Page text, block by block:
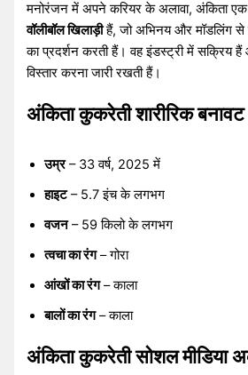
मनोरंजन में अपने करियर के अलावा, अंकिता
वॉलीबॉल खिलाड़ीहैं, जो अभिनय और मॉडलिंग से
का प्रदर्शन करती हैं। वह इंडस्ट्री में सक्रिय
विस्तार करना जारी रखती हैं।
अंकिता कुकरेती शारीरिक बनावट
उम्र– 33 वर्ष, 2025 में
हाइट– 5.7 इंच के लगभग
वजन– 59 किलो के लगभग
त्वचा का रंग– गोरा
आंखों का रंग– काला
बालों का रंग– काला
अंकिता कुकरेती सोशल मीडिया